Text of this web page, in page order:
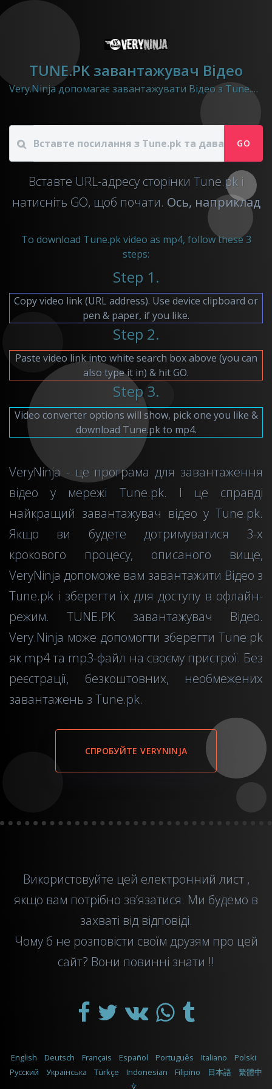
TUNE.PK завантажувач Відео
Very.Ninja допомагає завантажувати Відео з Tune.pk у файл mp4
GO
Вставте URL-адресу сторінки Tune.pk і
натисніть GO, щоб почати. Ось, наприклад
To download Tune.pk video as mp4, follow these 3
steps:
Step 1.
Copy video link (URL address). Use device clipboard or
pen & paper, if you like.
Step 2.
Paste video link into white search box above (you can
also type it in) & hit GO.
Step 3.
Video converter options will show, pick one you like &
download Tune.pk to mp4.
VeryNinja - це програма для завантаження
відео у мережі Tune.pk. І це справді
найкращий завантажувач відео у Tune.pk.
Якщо ви будете дотримуватися 3-х
крокового процесу, описаного вище,
VeryNinja допоможе вам завантажити Відео з
Tune.pk і зберегти їх для доступу в офлайн-
режим. TUNE.PK завантажувач Відео.
Very.Ninja може допомогти зберегти Tune.pk
як mp4 та mp3-файл на своєму пристрої. Без
реєстрації, безкоштовних, необмежених
завантажень з Tune.pk.
СПРОБУЙТЕ VERYNINJA
Використовуйте цей електронний лист ,
якщо вам потрібно зв’язатися. Ми будемо в
захваті від відповіді.
Чому б не розповісти своїм друзям про цей
сайт? Вони повинні знати !!
English Deutsch Français Español Português Italiano
Polski
Русский
Українська Türkçe Indonesian Filipino 日本語
繁體中
文